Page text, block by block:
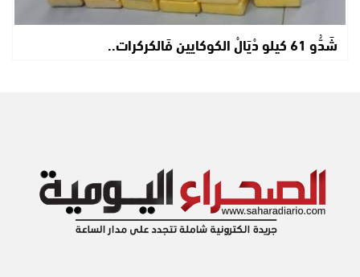
شَدُّو 61 كيلو دْيَالْ الكوكايين فَالكركرات..